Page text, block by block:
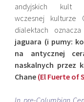
andyjskich kult
wczesnej kulturze
dialektach
jaguara (i pumy:
na antycznej
naskalnych przez
Chane (El Fuerte of
In pre-Columbian